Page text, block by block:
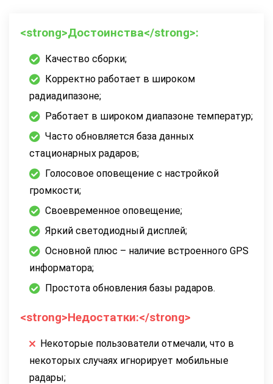
<strong>Достоинства</strong>:
Качество сборки;
Корректно работает в широком
радиадипазоне;
Работает в широком диапазоне температур;
Часто обновляется база данных
стационарных радаров;
Голосовое оповещение с настройкой
громкости;
Своевременное оповещение;
Яркий светодиодный дисплей;
Основной плюс – наличие встроенного GPS
информатора;
Простота обновления базы радаров.
<strong>Недостатки:</strong>
Некоторые пользователи отмечали, что в
некоторых случаях игнорирует мобильные
радары;